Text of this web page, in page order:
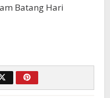
Batang Hari